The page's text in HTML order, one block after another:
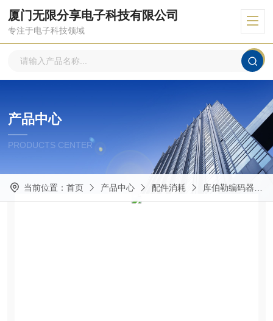
厦门无限分享电子科技有限公司
专注于电子科技领域
产品中心
PRODUCTS CENTER
当前位置： 首页 产品中心 配件消耗 库伯勒编码器